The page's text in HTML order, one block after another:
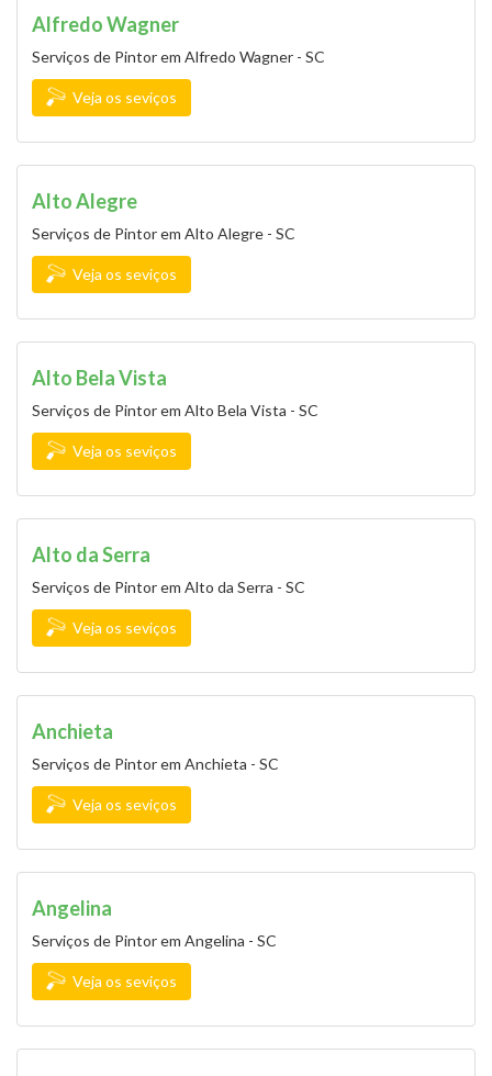
Alfredo Wagner
Serviços de Pintor em Alfredo Wagner - SC
Veja os seviços
Alto Alegre
Serviços de Pintor em Alto Alegre - SC
Veja os seviços
Alto Bela Vista
Serviços de Pintor em Alto Bela Vista - SC
Veja os seviços
Alto da Serra
Serviços de Pintor em Alto da Serra - SC
Veja os seviços
Anchieta
Serviços de Pintor em Anchieta - SC
Veja os seviços
Angelina
Serviços de Pintor em Angelina - SC
Veja os seviços